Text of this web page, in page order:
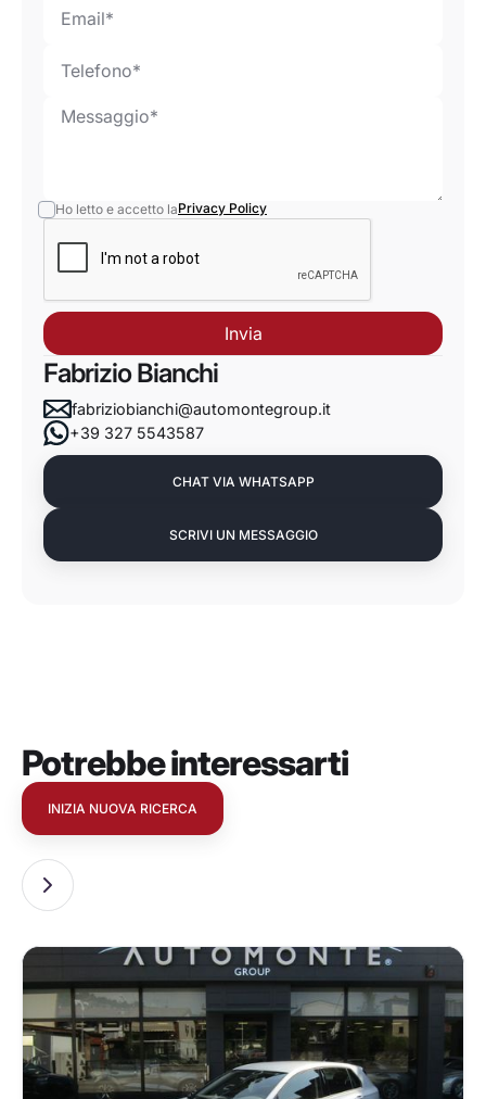
Ho letto e accetto laPrivacy Policy
Fabrizio Bianchi
fabriziobianchi@automontegroup.it
+39 327 5543587
CHAT VIA WHATSAPP
SCRIVI UN MESSAGGIO
Potrebbe interessarti
INIZIA NUOVA RICERCA